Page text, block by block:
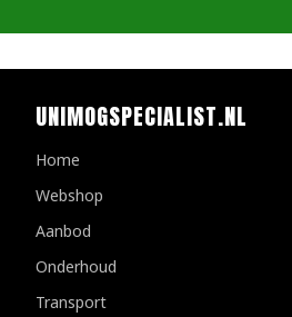
UNIMOGSPECIALIST.NL
Home
Webshop
Aanbod
Onderhoud
Transport